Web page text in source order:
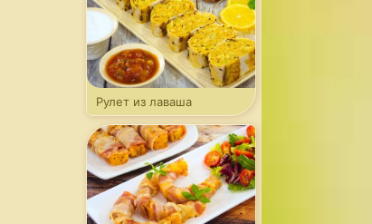
Рулет из лаваша
с капустой